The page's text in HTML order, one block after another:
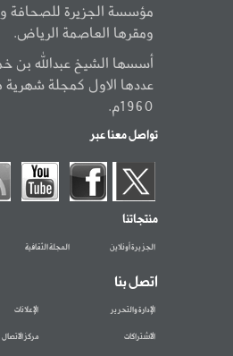
مؤسسة الجزيرة للصحافة
ومقرها العاصمة الرياض.
أسسها الشيخ عبدالله بن
عددها الاول كمجلة شهرية
1960م.
تواصل معنا عبر
منتجاتنا
الجزيرة أونلاين المجلة الثقافية
اتصل بنا
الإدارة والتحرير الإعلانات
الاشتراكات مركز الاتصال